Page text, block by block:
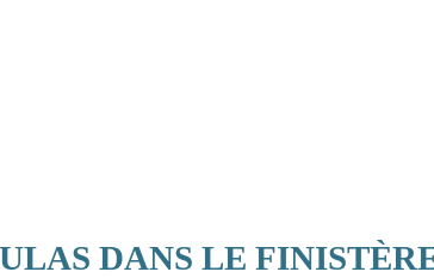
DANS LE